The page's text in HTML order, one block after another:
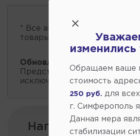
* Все автозапчасти
товары проходит несколько
Обновление остатков и цен:
Представленные данные о
исключительно
Напишите нам:
изменились
Обращаем ваше
стоимость
250 руб. для
г. Симферополь
Данная мера
стабилизации